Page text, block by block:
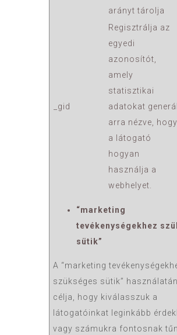
arányt tárolja
_gid
Regisztrálja az
egyedi
azonosítót,
amely
statisztikai
adatokat generál
arra nézve, hogy
a látogató
hogyan
használja a
webhelyet.
“marketing
tevékenységekhez
sütik”
A “marketing
szükséges sütik”
célja, hogy kiválasszuk a
látogatóinkat leginkább
vagy számukra fontosnak